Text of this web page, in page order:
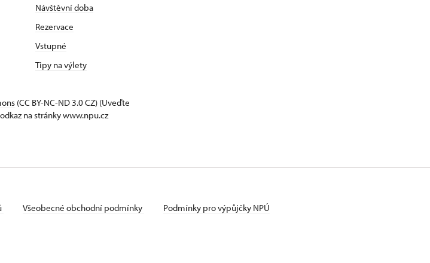
Návštěvní doba
Rezervace
Vstupné
Tipy na výlety
(CC BY-NC-ND 3.0 CZ) (Uveďte
na stránky www.npu.cz
Všeobecné obchodní podmínky
Podmínky pro výpůjčky NPÚ